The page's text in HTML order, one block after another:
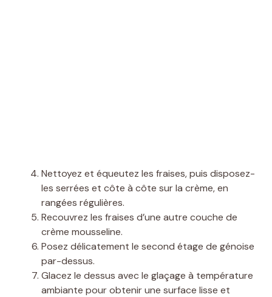
Nettoyez et équeutez les fraises, puis disposez-
les serrées et côte à côte sur la crème, en
rangées régulières.
Recouvrez les fraises d’une autre couche de
crème mousseline.
Posez délicatement le second étage de génoise
par-dessus.
Glacez le dessus avec le glaçage à température
ambiante pour obtenir une surface lisse et